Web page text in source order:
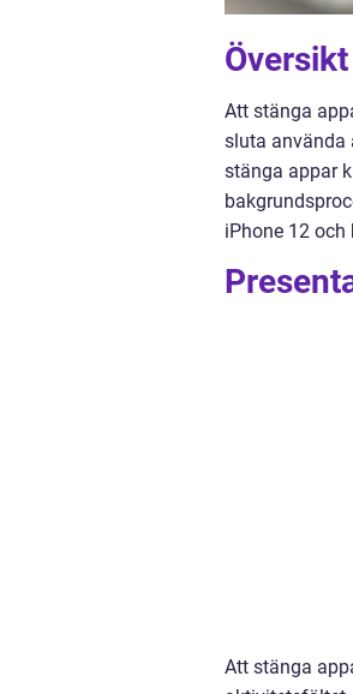
Att stänga
sluta använda
stänga appar
iPhone 12
Att stänga